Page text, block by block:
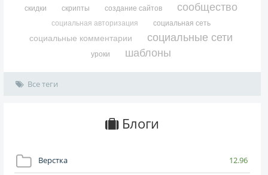
скидки
скрипты создание сайтов сообщество
социальная авторизация социальная сеть
социальные комментарии социальные сети
уроки шаблоны
Все теги
Блоги
Верстка 12.96